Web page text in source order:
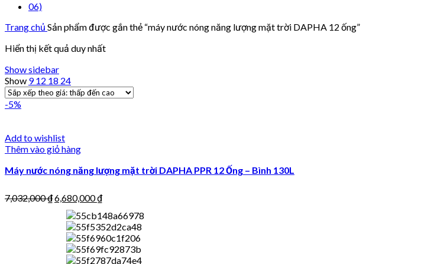
Trang chủ Sản phẩm được gắn thẻ “máy nước nóng năng lượng mặt trời DAPHA 12 ống”
Hiển thị kết quả duy nhất
Show sidebar
Show 912 18 24
-5%
Add to wishlist
Thêm vào giỏ hàng
Máy nước nóng năng lượng mặt trời DAPHA PPR 12 Ống – Bình 130L
7,032,000₫6,680,000₫